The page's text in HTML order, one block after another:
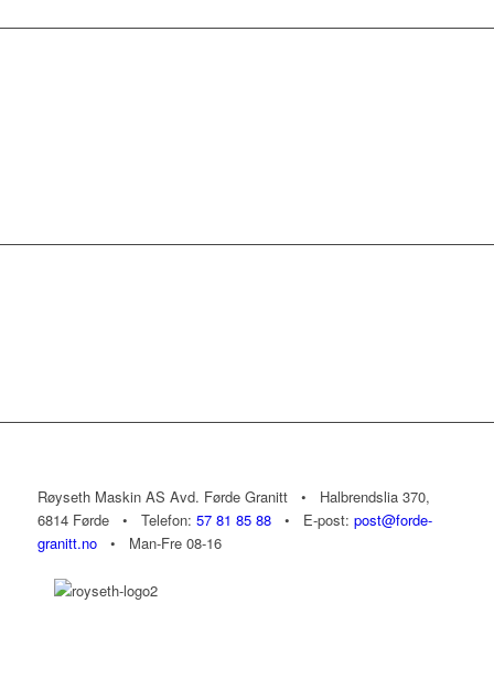
Røyseth Maskin AS Avd. Førde Granitt • Halbrendslia 370,
6814 Førde • Telefon: 57 81 85 88• E-post: post@forde-
granitt.no• Man-Fre 08-16